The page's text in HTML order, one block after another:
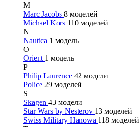
M
Marc Jacobs 8 моделей
Michael Kors 110 моделей
N
Nautica 1 модель
O
Orient 1 модель
P
Philip Laurence 42 модели
Police 29 моделей
S
Skagen 43 модели
Star Wars by Nesterov 13 моделей
Swiss Military Hanowa 118 моделей